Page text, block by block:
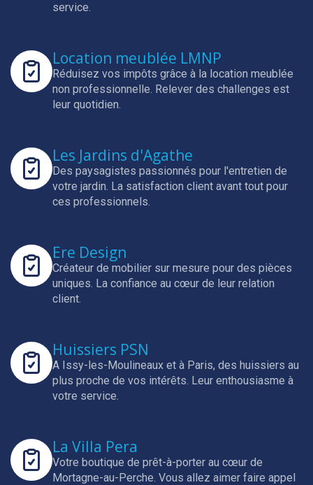
service.
Location meublée LMNP
Réduisez vos impôts grâce à la location meublée
non professionnelle. Relever des challenges est
leur quotidien.
Les Jardins d'Agathe
Des paysagistes passionnés pour l'entretien de
votre jardin. La satisfaction client avant tout pour
ces professionnels.
Ere Design
Créateur de mobilier sur mesure pour des pièces
uniques. La confiance au cœur de leur relation
client.
Huissiers PSN
A Issy-les-Moulineaux et à Paris, des huissiers au
plus proche de vos intérêts. Leur enthousiasme à
votre service.
La Villa Pera
Votre boutique de prêt-à-porter au cœur de
Mortagne-au-Perche. Vous allez aimer faire appel